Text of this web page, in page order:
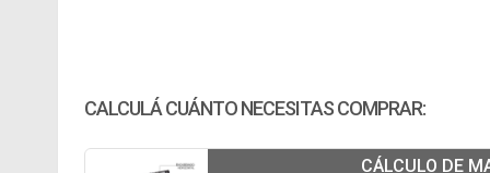
CALCULÁ CUÁNTO NECESITAS COMPRAR:
CÁLCULO DE